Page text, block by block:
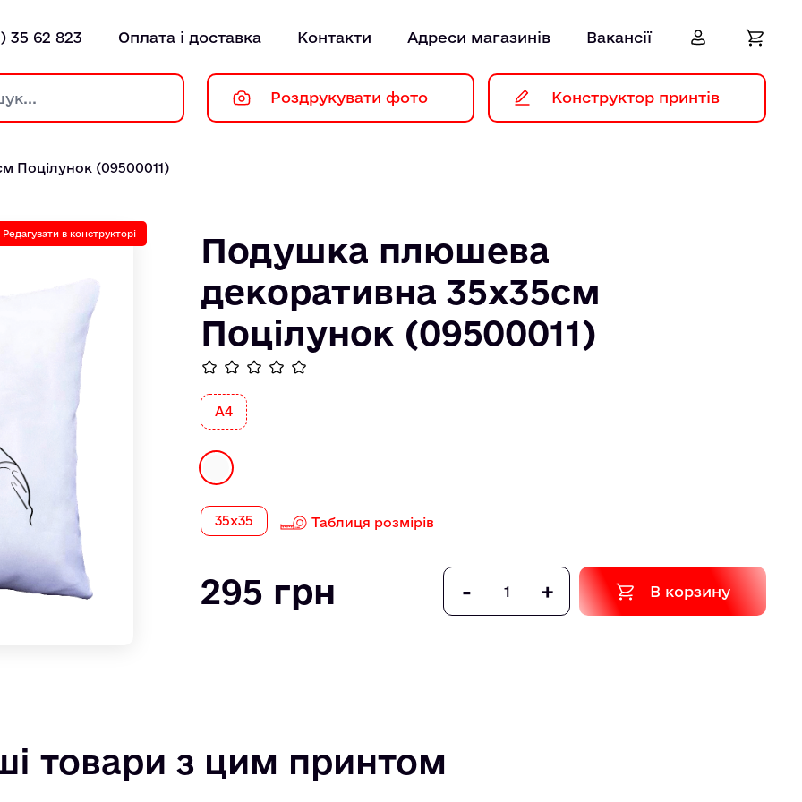
35 62 823 Оплата і доставка Контакти Адреси магазинів Вакансії
Роздрукувати фото Конструктор принтів
Поцілунок (09500011)
Редагувати в конструкторі
Подушка плюшева
декоративна 35х35см
Поцілунок (09500011)
А4
35х35 Таблиця розмірів
295 грн - + В корзину
товари з цим принтом